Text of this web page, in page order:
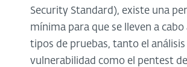
Security Standard), existe una
mínima para que se lleven a cabo
tipos de pruebas, tanto el análisis
vulnerabilidad como el pentest